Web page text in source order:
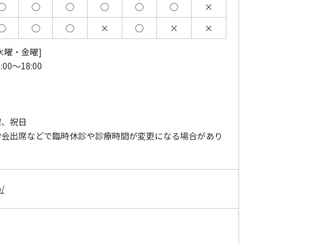
◯ ◯ ◯ ◯ ◯
×
◯ ◯ × ◯ ×
×
曜・金曜]
～18:00
祝日
出席などで臨時休診や診療時間が変更になる場合があり